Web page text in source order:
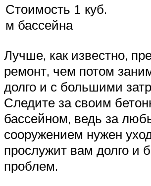
Стоимость 1 куб.
м бассейна
Лучше, как известно,
ремонт, чем потом
долго и с большими
Следите за своим
бассейном, ведь за
сооружением нужен
прослужит вам долго и
проблем.